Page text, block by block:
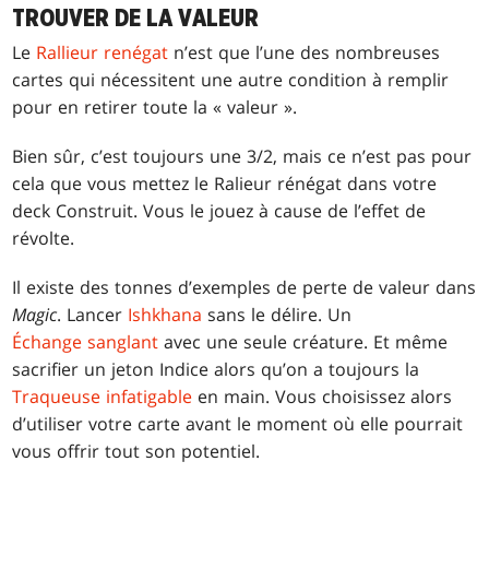
TROUVER DE LA VALEUR
Le Rallieur renégat n’est que l’une des nombreuses
cartes qui nécessitent une autre condition à remplir
pour en retirer toute la « valeur ».
Bien sûr, c’est toujours une 3/2, mais ce n’est pas pour
cela que vous mettez le Ralieur rénégat dans votre
deck Construit. Vous le jouez à cause de l’effet de
révolte.
Il existe des tonnes d’exemples de perte de valeur dans
Magic. Lancer Ishkhana sans le délire. Un
Échange sanglant avec une seule créature. Et même
sacrifier un jeton Indice alors qu’on a toujours la
Traqueuse infatigable en main. Vous choisissez alors
d’utiliser votre carte avant le moment où elle pourrait
vous offrir tout son potentiel.